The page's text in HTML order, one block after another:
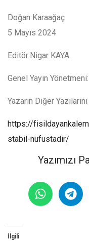
Doğan Karaağaç
5 Mayıs 2024
Editör:Nigar KAYA
Genel Yayın
Yazarın Diğer
https://
stabil-nufustadir/
Yazımızı
İlgili